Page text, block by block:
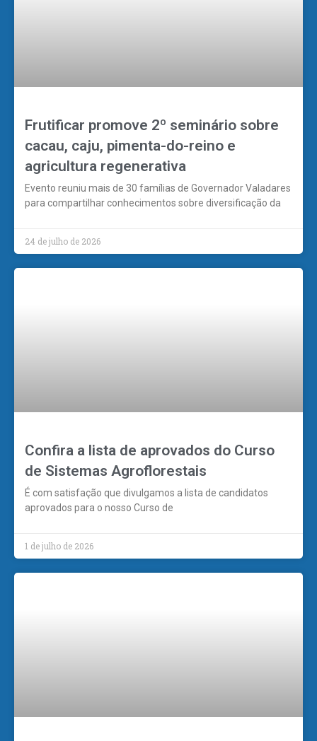
Frutificar promove 2º seminário sobre
cacau, caju, pimenta-do-reino e
agricultura regenerativa
Evento reuniu mais de 30 famílias de Governador Valadares
para compartilhar conhecimentos sobre diversificação da
24 de julho de 2026
Confira a lista de aprovados do Curso
de Sistemas Agroflorestais
É com satisfação que divulgamos a lista de candidatos
aprovados para o nosso Curso de
1 de julho de 2026